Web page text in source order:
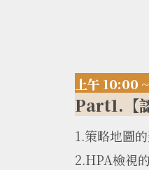
上午 10:00
Part1.【
1.策略地圖
2.HPA檢視